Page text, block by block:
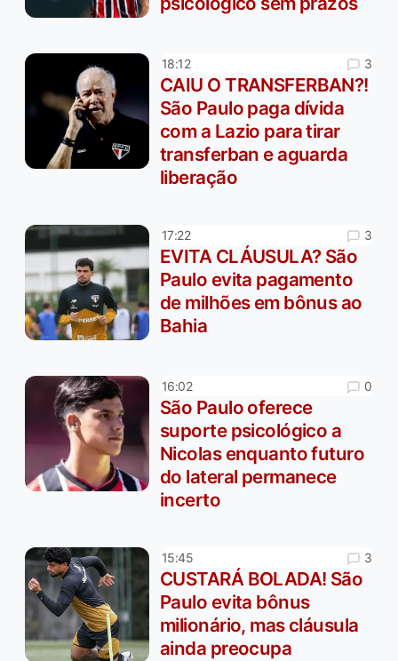
18:12 3
CAIU O TRANSFERBAN?!
São Paulo paga dívida
com a Lazio para tirar
transferban e aguarda
liberação
17:22 3
EVITA CLÁUSULA? São
Paulo evita pagamento
de milhões em bônus ao
Bahia
16:02 0
São Paulo oferece
suporte psicológico a
Nicolas enquanto futuro
do lateral permanece
incerto
15:45 3
CUSTARÁ BOLADA! São
Paulo evita bônus
milionário, mas cláusula
ainda preocupa